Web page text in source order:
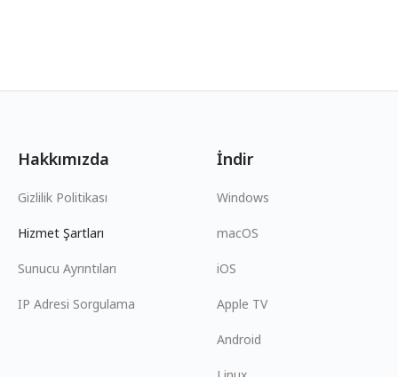
Hakkımızda
Gizlilik Politikası
Hizmet Şartları
Sunucu Ayrıntıları
IP Adresi Sorgulama
İndir
Windows
macOS
iOS
Apple TV
Android